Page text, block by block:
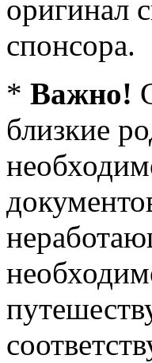
оригинал
спонсора.
* Важно!
близкие